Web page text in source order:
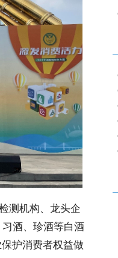
测机构、龙头企
酒、珍酒等白酒
护消费者权益做